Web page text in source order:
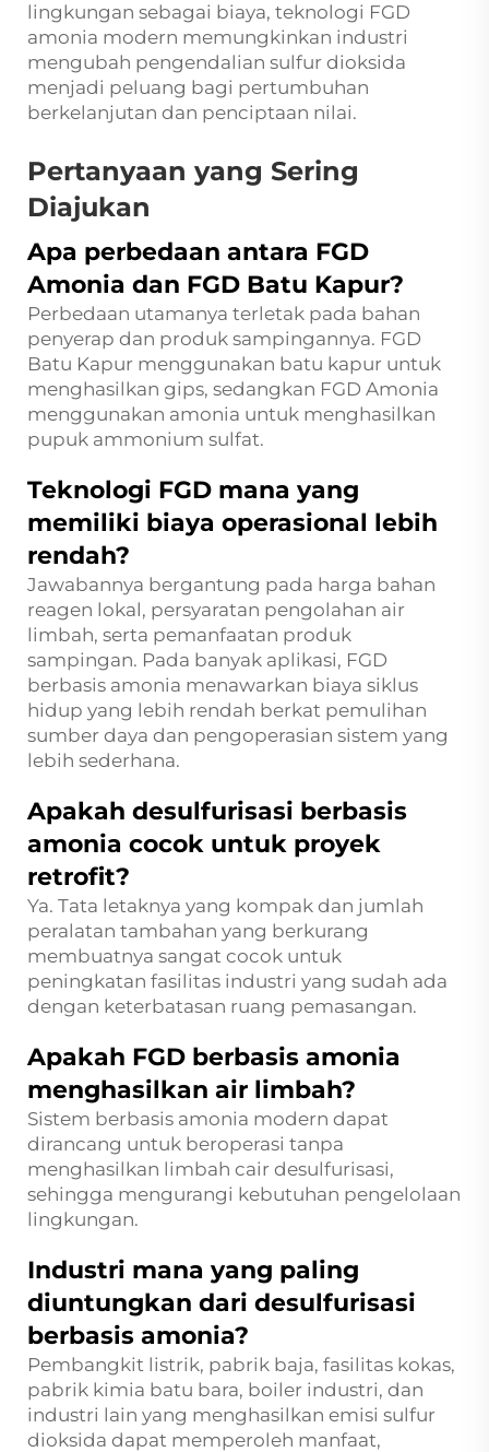
lingkungan sebagai biaya, teknologi FGD
amonia modern memungkinkan industri
mengubah pengendalian sulfur dioksida
menjadi peluang bagi pertumbuhan
berkelanjutan dan penciptaan nilai.
Pertanyaan yang Sering
Diajukan
Apa perbedaan antara FGD
Amonia dan FGD Batu Kapur?
Perbedaan utamanya terletak pada bahan
penyerap dan produk sampingannya. FGD
Batu Kapur menggunakan batu kapur untuk
menghasilkan gips, sedangkan FGD Amonia
menggunakan amonia untuk menghasilkan
pupuk ammonium sulfat.
Teknologi FGD mana yang
memiliki biaya operasional lebih
rendah?
Jawabannya bergantung pada harga bahan
reagen lokal, persyaratan pengolahan air
limbah, serta pemanfaatan produk
sampingan. Pada banyak aplikasi, FGD
berbasis amonia menawarkan biaya siklus
hidup yang lebih rendah berkat pemulihan
sumber daya dan pengoperasian sistem yang
lebih sederhana.
Apakah desulfurisasi berbasis
amonia cocok untuk proyek
retrofit?
Ya. Tata letaknya yang kompak dan jumlah
peralatan tambahan yang berkurang
membuatnya sangat cocok untuk
peningkatan fasilitas industri yang sudah ada
dengan keterbatasan ruang pemasangan.
Apakah FGD berbasis amonia
menghasilkan air limbah?
Sistem berbasis amonia modern dapat
dirancang untuk beroperasi tanpa
menghasilkan limbah cair desulfurisasi,
sehingga mengurangi kebutuhan pengelolaan
lingkungan.
Industri mana yang paling
diuntungkan dari desulfurisasi
berbasis amonia?
Pembangkit listrik, pabrik baja, fasilitas kokas,
pabrik kimia batu bara, boiler industri, dan
industri lain yang menghasilkan emisi sulfur
dioksida dapat memperoleh manfaat,